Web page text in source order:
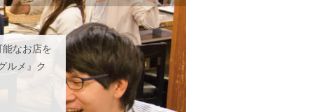
なお店を
ルメ』ク